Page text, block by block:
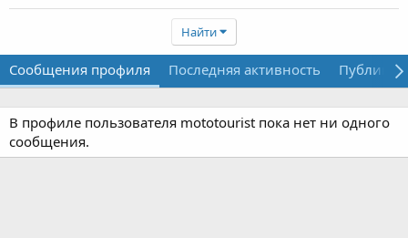
Найти
Сообщения профиля Последняя активность
В профиле пользователя mototourist пока нет ни одного
сообщения.